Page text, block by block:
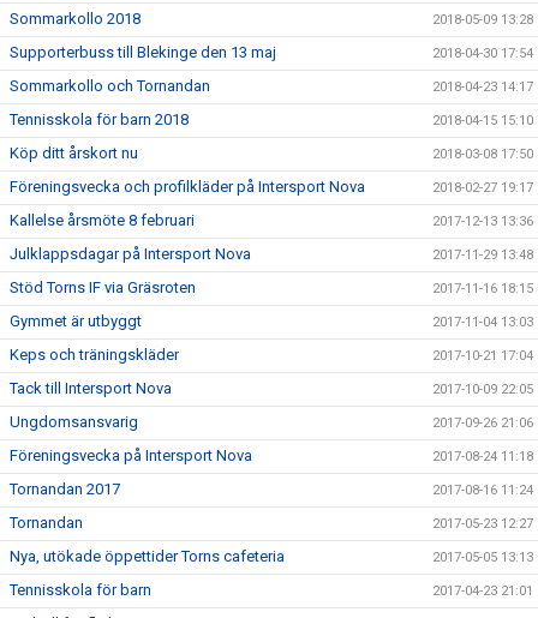
Sommarkollo 2018 2018-05-09 13:28
Supporterbuss till Blekinge den 13 maj 2018-04-30 17:54
Sommarkollo och Tornandan 2018-04-23 14:17
Tennisskola för barn 2018 2018-04-15 15:10
Köp ditt årskort nu 2018-03-08 17:50
Föreningsvecka och profilkläder på Intersport Nova 2018-02-27 19:17
Kallelse årsmöte 8 februari 2017-12-13 13:36
Julklappsdagar på Intersport Nova 2017-11-29 13:48
Stöd Torns IF via Gräsroten 2017-11-16 18:15
Gymmet är utbyggt 2017-11-04 13:03
Keps och träningskläder 2017-10-21 17:04
Tack till Intersport Nova 2017-10-09 22:05
Ungdomsansvarig 2017-09-26 21:06
Föreningsvecka på Intersport Nova 2017-08-24 11:18
Tornandan 2017 2017-08-16 11:24
Tornandan 2017-05-23 12:27
Nya, utökade öppettider Torns cafeteria 2017-05-05 13:13
Tennisskola för barn 2017-04-23 21:01